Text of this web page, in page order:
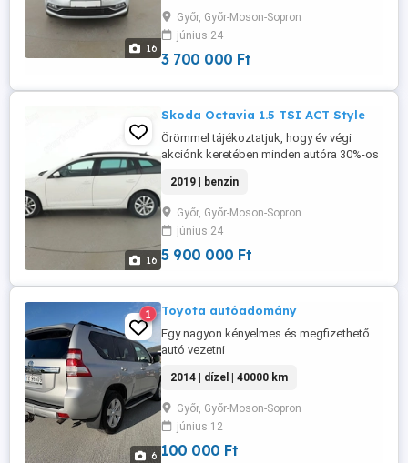
16
érdemes mielőbb élni a lehetőséggel.
Amennyiben vásárlási szándéka aktuális,
kérjük, jelezze felénk, és részletes
tájékoztatást adunk a rendelkezésre álló
Győr, Győr-Moson-Sopron
június 24
3 700 000 Ft
16
Skoda Octavia 1.5 TSI ACT Style
Örömmel tájékoztatjuk, hogy év végi
akciónk keretében minden autóra 30%-os
kizárólag az év végéig érvényes, így
érdemes mielőbb élni a lehetőséggel.
Amennyiben vásárlási szándéka aktuális,
kérjük, jelezze felénk, és részletes
tájékoztatást adunk a rendelkezésre álló
2019 | benzin
Győr, Győr-Moson-Sopron
június 24
5 900 000 Ft
6
1 Toyota autóadomány
Egy nagyon kényelmes és megfizethető
autó vezetni
2014 | dízel | 40000 km
Győr, Győr-Moson-Sopron
június 12
100 000 Ft